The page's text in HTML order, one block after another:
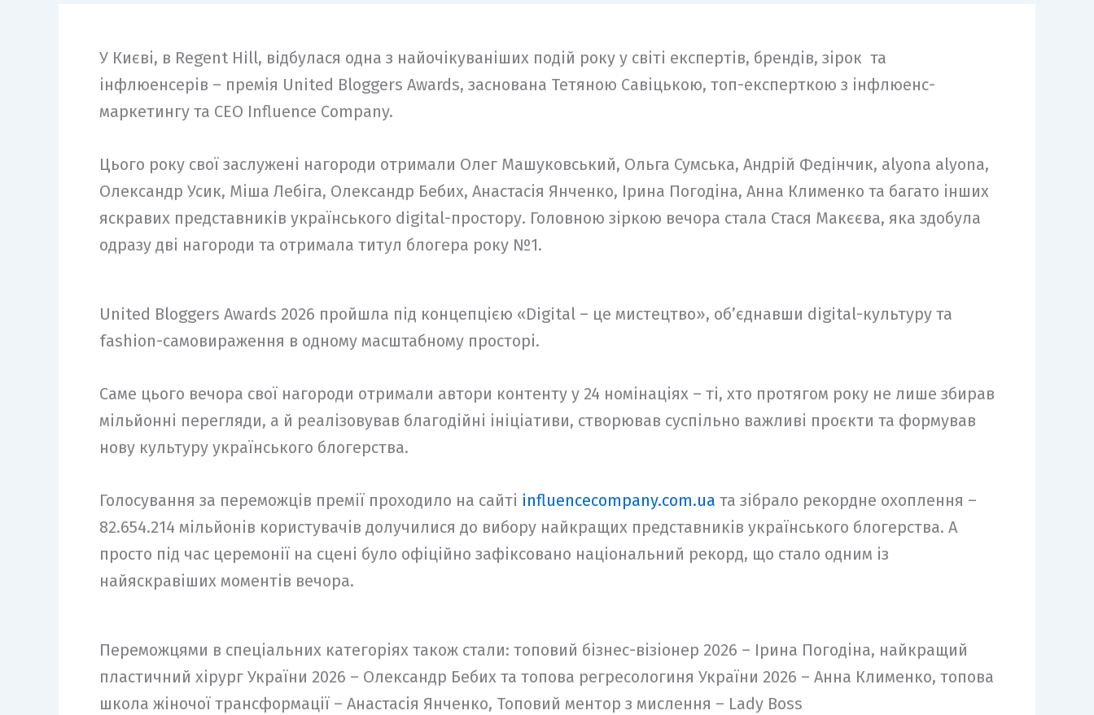
У Києві, в Regent Hill, відбулася одна з найочікуваніших подій року у світі експертів, брендів, зірок та
інфлюенсерів – премія United Bloggers Awards, заснована Тетяною Савіцькою, топ-експерткою з інфлюенс-
маркетингу та CEO Influence Company.
Цього року свої заслужені нагороди отримали Олег Машуковський, Ольга Сумська, Андрій Федінчик, alyona alyona,
Олександр Усик, Міша Лебіга, Олександр Бебих, Анастасія Янченко, Ірина Погодіна, Анна Клименко та багато інших
яскравих представників українського digital-простору. Головною зіркою вечора стала Стася Макєєва, яка здобула
одразу дві нагороди та отримала титул блогера року №1.
United Bloggers Awards 2026 пройшла під концепцією «Digital – це мистецтво», об’єднавши digital-культуру та
fashion-самовираження в одному масштабному просторі.
Саме цього вечора свої нагороди отримали автори контенту у 24 номінаціях – ті, хто протягом року не лише збирав
мільйонні перегляди, а й реалізовував благодійні ініціативи, створював суспільно важливі проєкти та формував
нову культуру українського блогерства.
Голосування за переможців премії проходило на сайті influencecompany.com.ua та зібрало рекордне охоплення –
82.654.214 мільйонів користувачів долучилися до вибору найкращих представників українського блогерства. А
просто під час церемонії на сцені було офіційно зафіксовано національний рекорд, що стало одним із
найяскравіших моментів вечора.
Переможцями в спеціальних категоріях також стали: топовий бізнес-візіонер 2026 – Ірина Погодіна, найкращий
пластичний хірург України 2026 – Олександр Бебих та топова регресологиня України 2026 – Анна Клименко, топова
школа жіночої трансформації – Анастасія Янченко, Топовий ментор з мислення – Lady Boss